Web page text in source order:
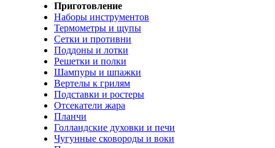
Приготовление
Наборы инструментов
Термометры и щупы
Сетки и противни
Поддоны и лотки
Решетки и полки
Шампуры и шпажки
Вертелы к грилям
Подставки и ростеры
Отсекатели жара
Планчи
Голландские духовки и печи
Чугунные сковороды и воки